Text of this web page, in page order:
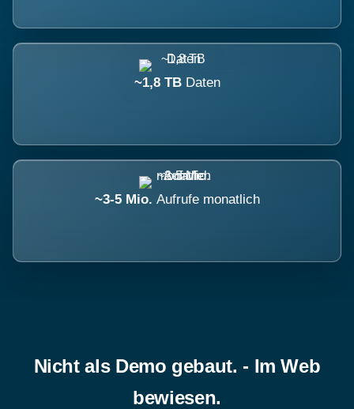
~1,8 TB Daten
~3-5 Mio. Aufrufe monatlich
Nicht als Demo gebaut. - Im Web
bewiesen.